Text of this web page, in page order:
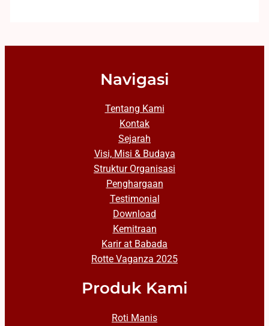
Navigasi
Tentang Kami
Kontak
Sejarah
Visi, Misi & Budaya
Struktur Organisasi
Penghargaan
Testimonial
Download
Kemitraan
Karir at Babada
Rotte Vaganza 2025
Produk Kami
Roti Manis